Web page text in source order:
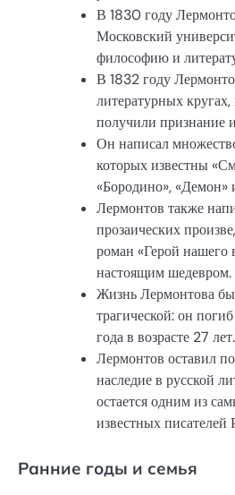
В 1830 году
Московский
философию и
В 1832 году
литературных кругах,
получили признание
Он написал
которых известны
«Бородино», «Демон»
Лермонтов также
прозаических
роман «Герой нашего
настоящим шедевром.
Жизнь Лермонтова
трагической: он
года в возрасте 27 лет.
Лермонтов оставил
наследие в русской
остается одним из
известных писателей
Ранние годы и семья